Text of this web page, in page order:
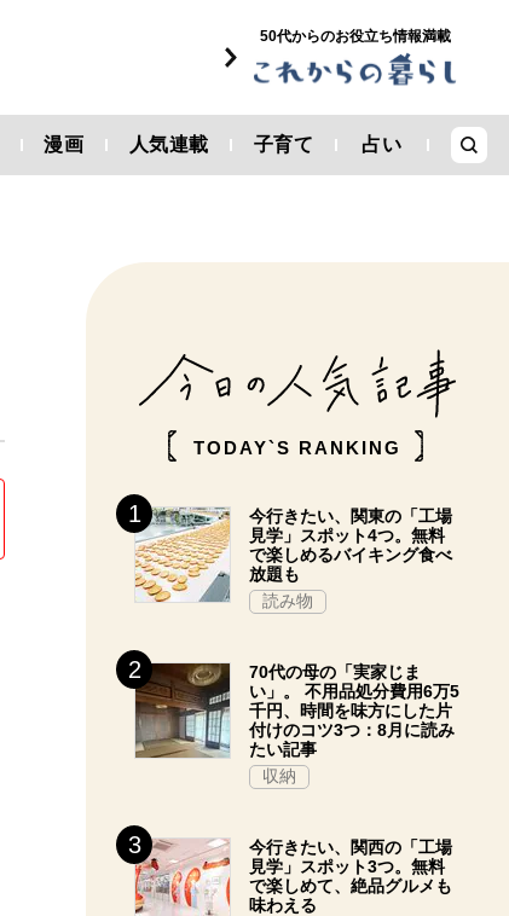
50代からのお役立ち情報満載
漫画 人気連載 子育て 占い
TODAY`S RANKING
今行きたい、関東の「工場
見学」スポット4つ。無料
で楽しめるバイキング食べ
放題も
読み物
70代の母の「実家じま
い」。 不用品処分費用6万5
千円、時間を味方にした片
付けのコツ3つ：8月に読み
たい記事
収納
今行きたい、関西の「工場
見学」スポット3つ。無料
で楽しめて、絶品グルメも
味わえる